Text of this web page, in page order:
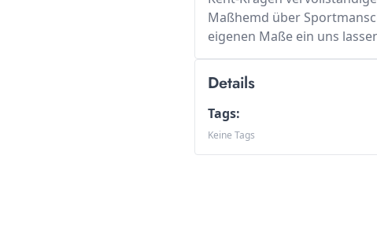
Maßhemd über
eigenen Maße ein uns
Details
Tags:
Keine Tags